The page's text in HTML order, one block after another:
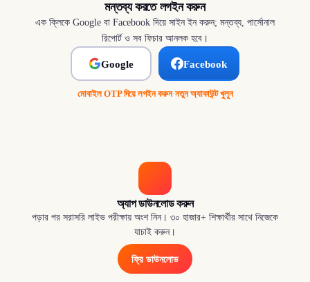
মন্তব্য করতে লগইন করুন
এক ক্লিকে Google বা Facebook দিয়ে সাইন ইন করুন; মন্তব্য, পার্সোনাল
রিপোর্ট ও সব ফিচার আনলক হবে।
Google Facebook
মোবাইল OTP দিয়ে লগইন করুন·নতুন অ্যাকাউন্ট খুলুন
অ্যাপ ডাউনলোড করুন
পড়ার পর সরাসরি লাইভ পরীক্ষায় অংশ নিন। ৩০ হাজার+ শিক্ষার্থীর সাথে নিজেকে
যাচাই করুন।
ফ্রি ডাউনলোড